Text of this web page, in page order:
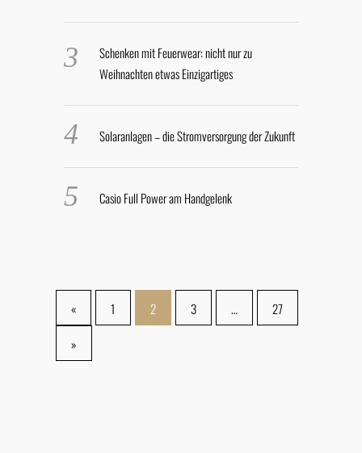
Schenken mit Feuerwear: nicht nur zu
Weihnachten etwas Einzigartiges
Solaranlagen – die Stromversorgung der Zukunft
Casio Full Power am Handgelenk
« 1 2 3 …
27
»